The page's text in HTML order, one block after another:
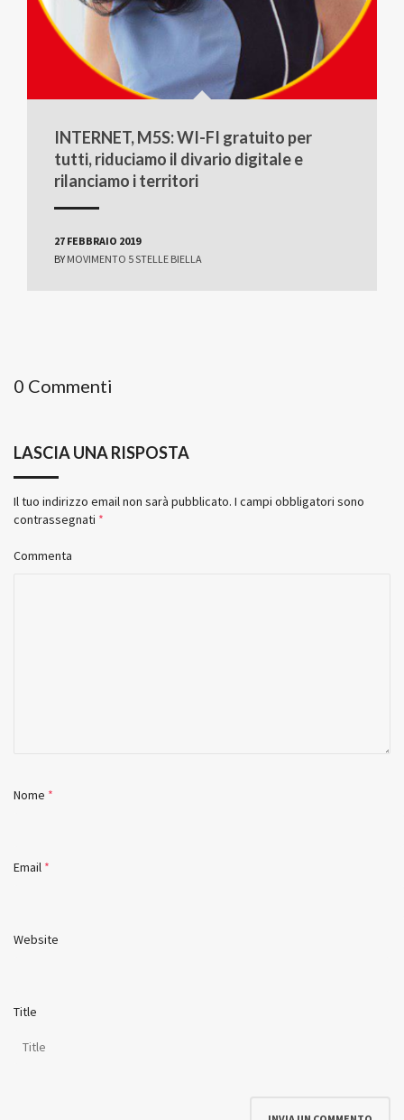
INTERNET, M5S: WI-FI gratuito per
tutti, riduciamo il divario digitale e
rilanciamo i territori
27 FEBBRAIO 2019
BY MOVIMENTO 5 STELLE BIELLA
0 Commenti
LASCIA UNA RISPOSTA
Il tuo indirizzo email non sarà pubblicato. I campi obbligatori sono
contrassegnati *
Commenta
Nome *
Email *
Website
Title